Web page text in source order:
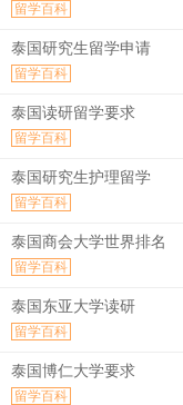
留学百科
泰国研究生留学申请
留学百科
泰国读研留学要求
留学百科
泰国研究生护理留学
留学百科
泰国商会大学世界排名
留学百科
泰国东亚大学读研
留学百科
泰国博仁大学要求
留学百科